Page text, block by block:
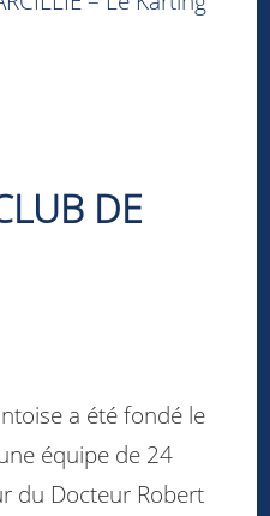
DE
a été fondé le
équipe de 24
du Docteur Robert